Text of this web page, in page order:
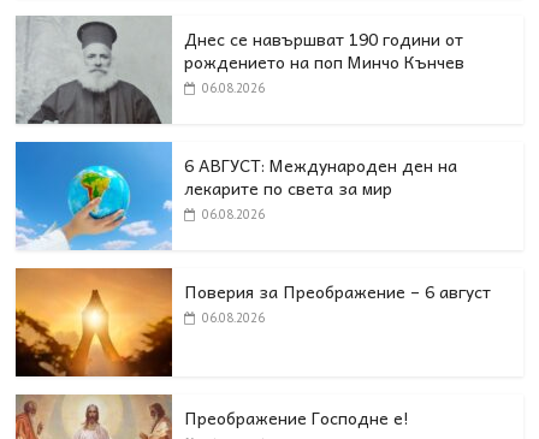
Днес се навършват 190 години от
рождението на поп Минчо Кънчев
06.08.2026
6 АВГУСТ: Международен ден на
лекарите по света за мир
06.08.2026
Поверия за Преображение – 6 август
06.08.2026
Преображение Господне е!